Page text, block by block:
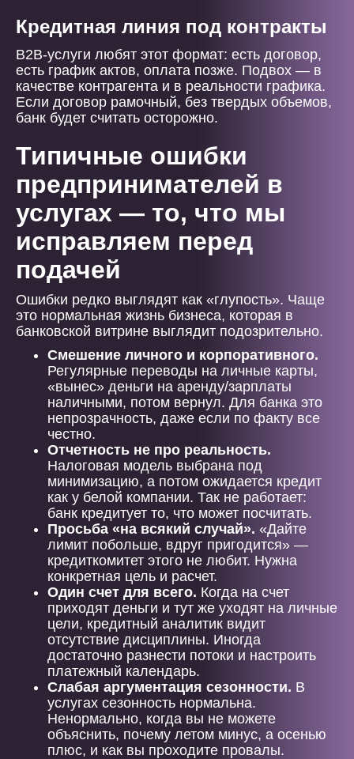
Кредитная линия под контракты
B2B-услуги любят этот формат: есть договор,
есть график актов, оплата позже. Подвох — в
качестве контрагента и в реальности графика.
Если договор рамочный, без твердых объемов,
банк будет считать осторожно.
Типичные ошибки
предпринимателей в
услугах — то, что мы
исправляем перед
подачей
Ошибки редко выглядят как «глупость». Чаще
это нормальная жизнь бизнеса, которая в
банковской витрине выглядит подозрительно.
Смешение личного и корпоративного.
Регулярные переводы на личные карты,
«вынес» деньги на аренду/зарплаты
наличными, потом вернул. Для банка это
непрозрачность, даже если по факту все
честно.
Отчетность не про реальность.
Налоговая модель выбрана под
минимизацию, а потом ожидается кредит
как у белой компании. Так не работает:
банк кредитует то, что может посчитать.
Просьба «на всякий случай». «Дайте
лимит побольше, вдруг пригодится» —
кредиткомитет этого не любит. Нужна
конкретная цель и расчет.
Один счет для всего. Когда на счет
приходят деньги и тут же уходят на личные
цели, кредитный аналитик видит
отсутствие дисциплины. Иногда
достаточно разнести потоки и настроить
платежный календарь.
Слабая аргументация сезонности. В
услугах сезонность нормальна.
Ненормально, когда вы не можете
объяснить, почему летом минус, а осенью
плюс, и как вы проходите провалы.